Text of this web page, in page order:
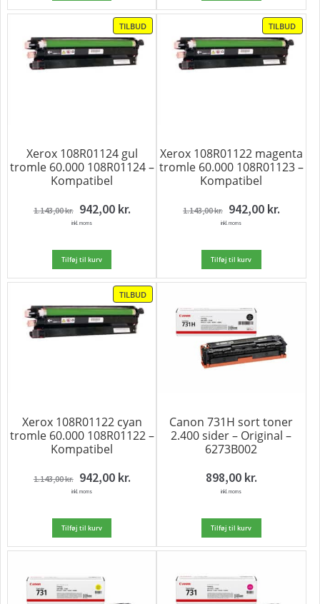
TILBUDVARE
PÅ
Xerox 108R01124 gul
tromle 60.000 108R01124 –
Kompatibel
1.143,00kr. oprindelige
pris
942,00 kr.aktuelle
inkl. moms
Tilføj til kurv
TILBUDVARE
PÅ
Xerox 108R01122 magenta
tromle 60.000 108R01123 –
Kompatibel
1.143,00kr. oprindelige
pris
942,00 kr.aktuelle
inkl. moms
Tilføj til kurv
TILBUDVARE
PÅ
Xerox 108R01122 cyan
tromle 60.000 108R01122 –
Kompatibel
1.143,00kr. oprindelige
pris
942,00 kr.aktuelle
inkl. moms
Tilføj til kurv
Canon 731H sort toner
2.400 sider – Original –
6273B002
898,00 kr.
inkl. moms
Tilføj til kurv